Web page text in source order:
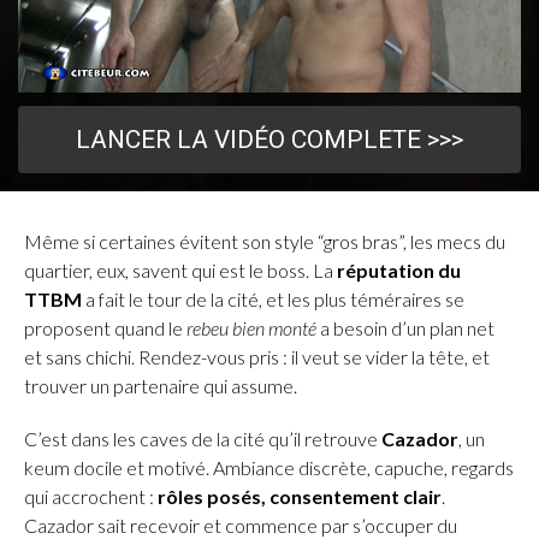
LANCER LA VIDÉO COMPLETE >>>
Même si certaines évitent son style “gros bras”, les mecs du
quartier, eux, savent qui est le boss. La réputation du
TTBM a fait le tour de la cité, et les plus téméraires se
proposent quand le rebeu bien monté a besoin d’un plan net
et sans chichi. Rendez-vous pris : il veut se vider la tête, et
trouver un partenaire qui assume.
C’est dans les caves de la cité qu’il retrouve Cazador, un
keum docile et motivé. Ambiance discrète, capuche, regards
qui accrochent : rôles posés, consentement clair.
Cazador sait recevoir et commence par s’occuper du